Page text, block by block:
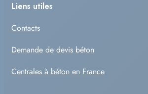
Liens utiles
Contacts
Demande de devis béton
Centrales à béton en France